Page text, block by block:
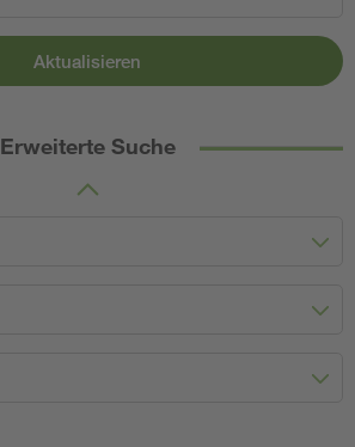
Aktualisieren
Erweiterte Suche